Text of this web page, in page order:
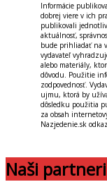
Informácie
dobrej viere v ich
publikovali
aktuálnosť,
bude prihliadať na
vydavateľ
alebo materiály,
dôvodu. Použitie
zodpovednosť.
ujmu, ktorá by
dôsledku použitia
za obsah
Nazjedenie.sk
Naši